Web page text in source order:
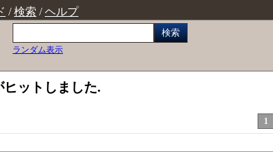
/検索 /ヘルプ
検索
ランダム表示
ットしました.
1